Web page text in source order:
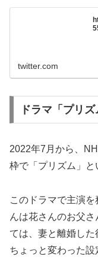
twitter.com
ドラマ「プリ
2022年7月から、
枠で「プリズム」と
このドラマで主演
んは花さんのお父
ては、妻と離婚した
ちょっと変わった設